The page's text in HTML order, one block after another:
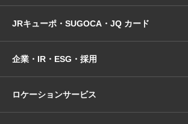
JRキューポ・SUGOCA・JQ カード
企業・IR・ESG・採用
ロケーションサービス